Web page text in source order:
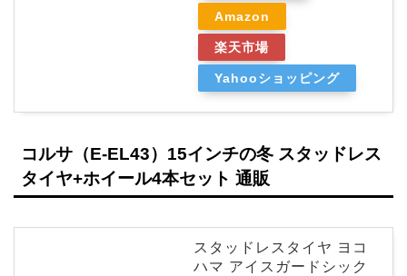
Amazon
楽天市場
Yahooショッピング
コルサ（E-EL43）15インチの冬 スタッドレス
タイヤ+ホイール4本セット 通販
スタッドレスタイヤ ヨコ
ハマ アイスガードシック